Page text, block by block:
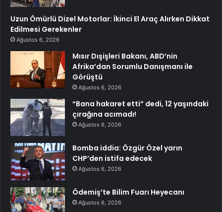
Uzun Ömürlü Dizel Motorlar: İkinci El Araç Alırken Dikkat
Edilmesi Gerekenler
Ağustos 6, 2026
Mısır Dışişleri Bakanı, ABD’nin
Afrika’dan Sorumlu Danışmanı ile
Görüştü
Ağustos 6, 2026
“Bana hakaret etti” dedi, 12 yaşındaki
çırağına acımadı!
Ağustos 6, 2026
Bomba iddia: Özgür Özel yarın
CHP’den istifa edecek
Ağustos 6, 2026
Ödemiş’te Bilim Fuarı Heyecanı
Ağustos 6, 2026